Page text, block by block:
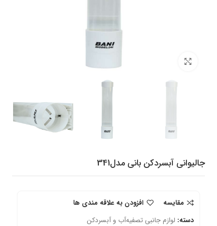
جالیوانی آبسردکن بانی مدل341
مقایسه
افزودن به علاقه مندی ها
دسته: لوازم جانبی تصفیه‌آب و آبسردکن